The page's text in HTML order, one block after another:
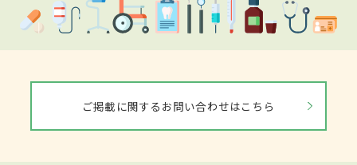
ご掲載に関するお問い合わせはこちら